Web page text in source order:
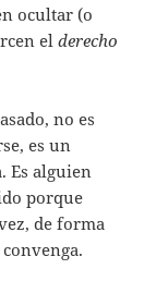
ocultar (o
elderecho
no es
esun
Es alguien
porque
de forma